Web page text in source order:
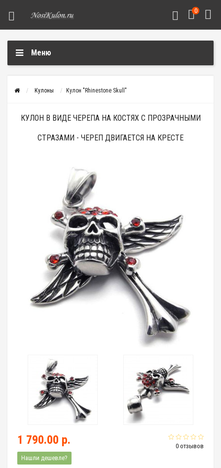
0
Меню
Кулоны Кулон "Rhinestone Skull"
КУЛОН В ВИДЕ ЧЕРЕПА НА КОСТЯХ С ПРОЗРАЧНЫМИ
СТРАЗАМИ - ЧЕРЕП ДВИГАЕТСЯ НА КРЕСТЕ
0 отзывов
1 790.00 р.
Нашли дешевле?